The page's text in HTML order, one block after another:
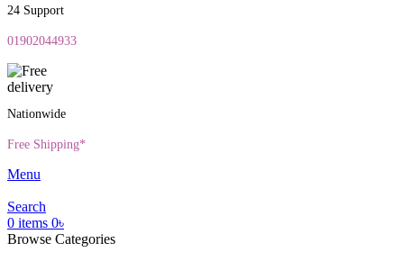
24 Support
01902044933
Nationwide
Free Shipping*
Menu
Search
0 items 0৳
Browse Categories